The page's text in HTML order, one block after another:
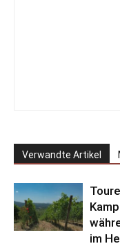
Verwandte Artikel
im